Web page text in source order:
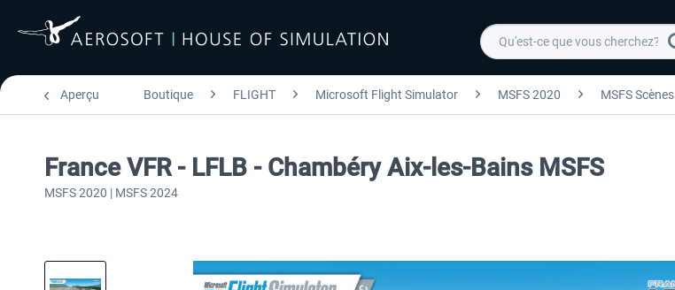
Aperçu Boutique FLIGHT Microsoft Flight Simulator MSFS 2020 MSFS Scènes
France VFR - LFLB - Chambéry Aix-les-Bains MSFS
MSFS 2020 | MSFS 2024